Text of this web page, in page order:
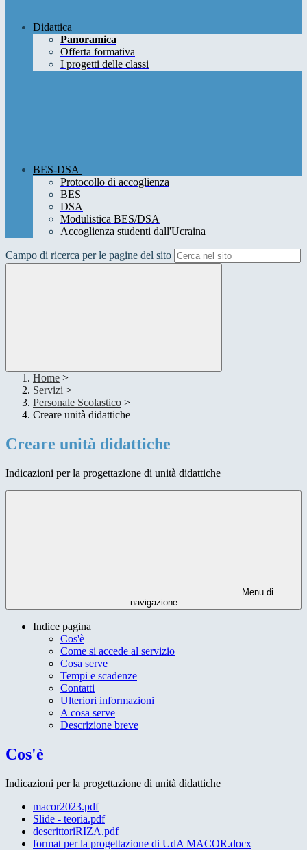
Didattica
Panoramica
Offerta formativa
I progetti delle classi
BES-DSA
Protocollo di accoglienza
BES
DSA
Modulistica BES/DSA
Accoglienza studenti dall'Ucraina
Campo di ricerca per le pagine del sito
Home >
Servizi >
Personale Scolastico >
Creare unità didattiche
Creare unità didattiche
Indicazioni per la progettazione di unità didattiche
Menu di
navigazione
Indice pagina
Cos'è
Come si accede al servizio
Cosa serve
Tempi e scadenze
Contatti
Ulteriori informazioni
A cosa serve
Descrizione breve
Cos'è
Indicazioni per la progettazione di unità didattiche
macor2023.pdf
Slide - teoria.pdf
descrittoriRIZA.pdf
format per la progettazione di UdA MACOR.docx